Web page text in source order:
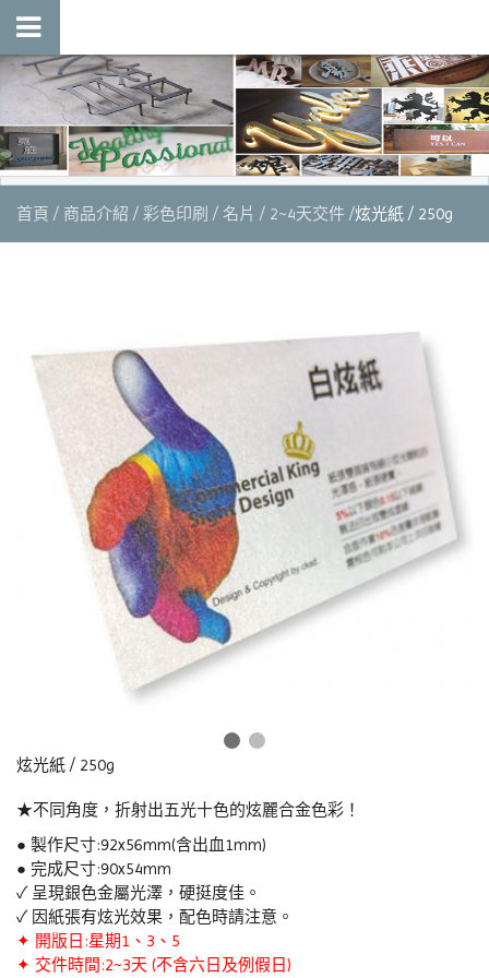
首頁 商品介紹 彩色印刷 名片 2~4天交件 炫光紙 / 250g
炫光紙 / 250g
★不同角度，折射出五光十色的炫麗合金色彩！
● 製作尺寸:92x56mm(含出血1mm)
● 完成尺寸:90x54mm
✓ 呈現銀色金屬光澤，硬挺度佳。
✓ 因紙張有炫光效果， 配色時請注意 。
✦ 開版日:星期1、3、5
✦ 交件時間:2~3天 (不含六日及例假日)